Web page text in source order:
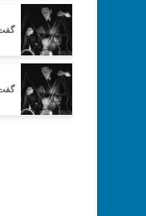
گفت
گفت